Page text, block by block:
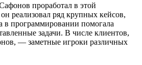
проработал в этой
реализовал ряд крупных кейсов,
в программировании помогала
задачи. В числе клиентов,
— заметные игроки различных